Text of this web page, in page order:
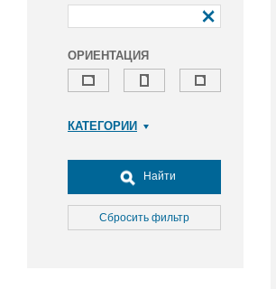
ОРИЕНТАЦИЯ
КАТЕГОРИИ
Досуг, туризм и отдых
Культура
Медицина
Найти
Сбросить фильтр